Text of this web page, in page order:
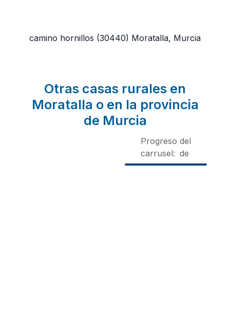
camino hornillos (30440) Moratalla, Murcia
Otras casas rurales en
Moratalla o en la provincia
de Murcia
Progreso del
carrusel: de